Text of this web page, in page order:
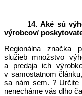
14. Aké sú
výrobcov/
Regionálna značka
služieb množstvo
a predaja ich
v samostatnom
sa nám sem. ? Určite
nenecháme vás dlho